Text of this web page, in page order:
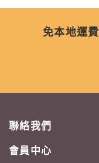
免本地運費
聯絡我們
會員中心